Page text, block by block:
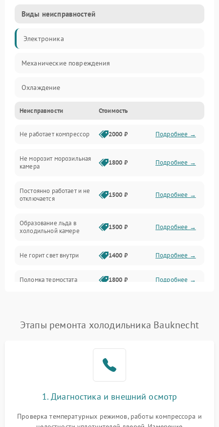
Виды неисправностей
Электроника
Механические повреждения
Охлаждение
Механика
Электропитание
Дренаж
Неисправности Стоимость
Не работает компрессор 2000 ₽ Подробнее →
Не морозит морозильная
камера
1800 ₽ Подробнее →
Постоянно работает и не
отключается
1500 ₽ Подробнее →
Образование льда в
холодильной камере
1500 ₽ Подробнее →
Не горит свет внутри 1400 ₽ Подробнее →
Поломка термостата 1800 ₽ Подробнее →
Поломка системы No Frost 2600 ₽ Подробнее →
работе
2000 ₽ Подробнее →
Этапы ремонта холодильника Bauknecht
1. Диагностика и внешний осмотр
Проверка температурных режимов, работы компрессора и